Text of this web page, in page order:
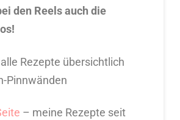
den Reels auch die
Rezepte übersichtlich
Pinnwänden
– meine Rezepte seit